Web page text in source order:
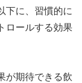
下に、習慣的に
ロールする効果
が期待できる飲